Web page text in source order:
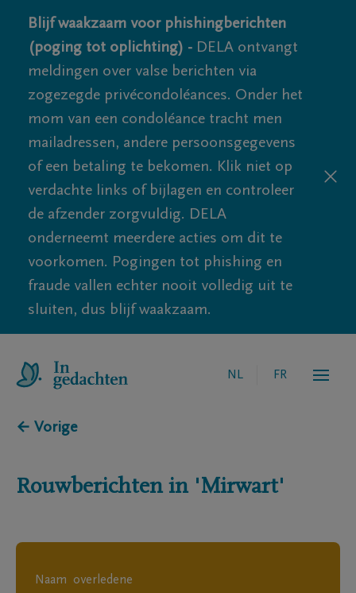
Blijf waakzaam voor phishingberichten
(poging tot oplichting) - DELA ontvangt
meldingen over valse berichten via
zogezegde privécondoléances. Onder het
mom van een condoléance tracht men
mailadressen, andere persoonsgegevens
of een betaling te bekomen. Klik niet op
verdachte links of bijlagen en controleer
de afzender zorgvuldig. DELA
onderneemt meerdere acties om dit te
voorkomen. Pogingen tot phishing en
fraude vallen echter nooit volledig uit te
sluiten, dus blijf waakzaam.
NL FR
← Vorige
Rouwberichten in 'Mirwart'